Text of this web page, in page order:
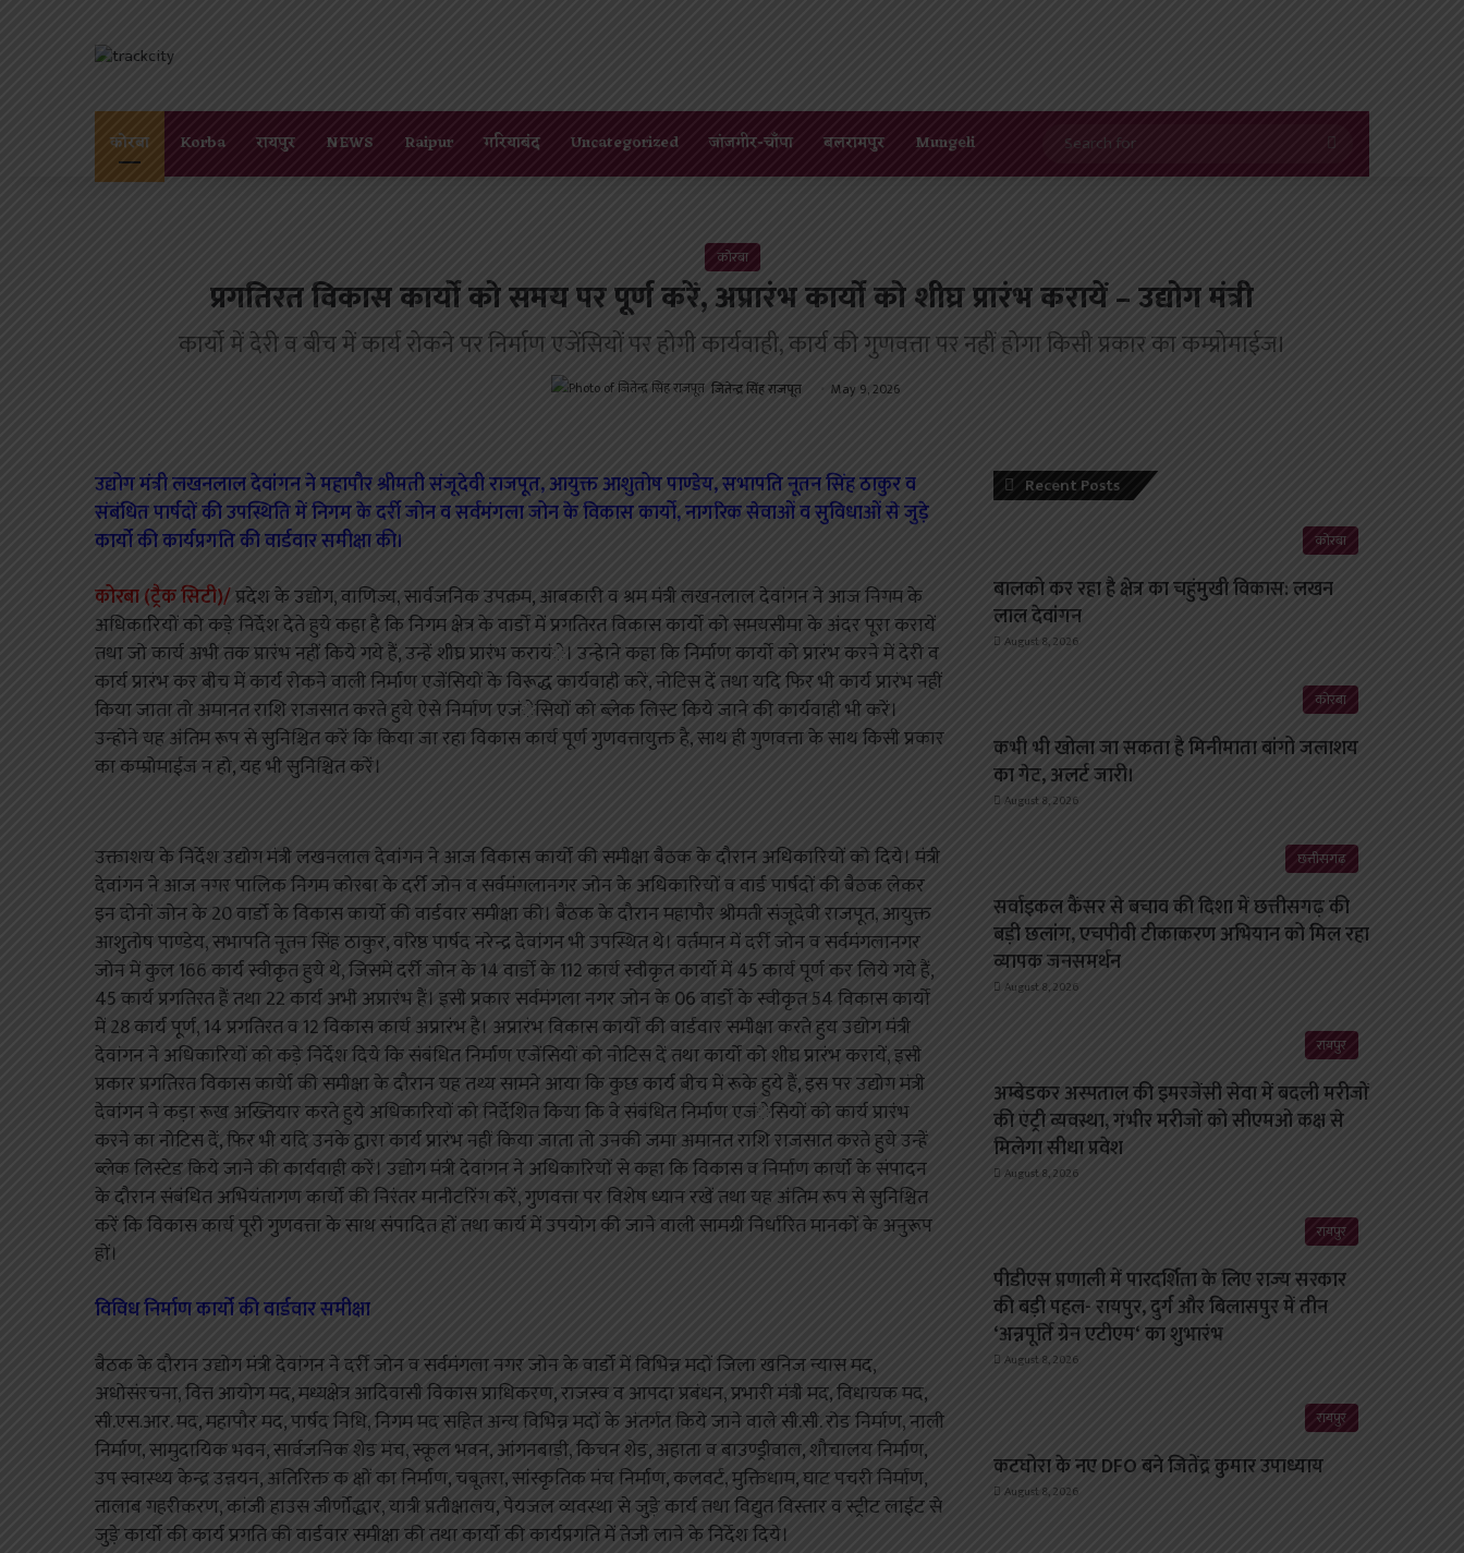
कोरबा Korba रायपुर NEWS Raipur गरियाबंद Uncategorized जांजगीर-चाँपा बलरामपुर Mungeli
Search
for
कोरबा
प्रगतिरत विकास कार्यो को समय पर पूर्ण करें, अप्रारंभ कार्यो को शीघ्र प्रारंभ करायें – उद्योग मंत्री
कार्यो में देरी व बीच में कार्य रोकने पर निर्माण एजेंसियों पर होगी कार्यवाही, कार्य की गुणवत्ता पर नहीं होगा किसी प्रकार का कम्प्रोमाईज।
जितेन्द्र सिंह राजपूत May 9, 2026
उद्योग मंत्री लखनलाल देवांगन ने महापौर श्रीमती संजूदेवी राजपूत, आयुक्त आशुतोष पाण्डेय, सभापति नूतन सिंह ठाकुर व
संबंधित पार्षदों की उपस्थिति में निगम के दर्री जोन व सर्वमंगला जोन के विकास कार्यो, नागरिक सेवाओं व सुविधाओं से जुड़े
कार्यो की कार्यप्रगति की वार्डवार समीक्षा की।
कोरबा (ट्रैक सिटी)/प्रदेश के उद्योग, वाणिज्य, सार्वजनिक उपक्रम, आबकारी व श्रम मंत्री लखनलाल देवांगन ने आज निगम के
अधिकारियों को कडे़ निर्देश देते हुये कहा है कि निगम क्षेत्र के वार्डो में प्रगतिरत विकास कार्यो को समयसीमा के अंदर पूरा करायें
तथा जो कार्य अभी तक प्रारंभ नहीं किये गये हैं, उन्हें शीघ्र प्रारंभ करायंे। उन्हेाने कहा कि निर्माण कार्यो को प्रारंभ करने में देरी व
कार्य प्रारंभ कर बीच में कार्य रोकने वाली निर्माण एजेंसियों के विरूद्ध कार्यवाही करें, नोटिस दें तथा यदि फिर भी कार्य प्रारंभ नहीं
किया जाता तो अमानत राशि राजसात करते हुये ऐसे निर्माण एजंेसियों को ब्लेक लिस्ट किये जाने की कार्यवाही भी करें।
उन्होने यह अंतिम रूप से सुनिश्चित करें कि किया जा रहा विकास कार्य पूर्ण गुणवत्तायुक्त है, साथ ही गुणवत्ता के साथ किसी प्रकार
का कम्प्रोमाईज न हो, यह भी सुनिश्चित करें।
उक्ताशय के निर्देश उद्योग मंत्री लखनलाल देवांगन ने आज विकास कार्यो की समीक्षा बैठक के दौरान अधिकारियों को दिये। मंत्री
देवांगन ने आज नगर पालिक निगम कोरबा के दर्री जोन व सर्वमंगलानगर जोन के अधिकारियों व वार्ड पार्षदों की बैठक लेकर
इन दोनों जोन के 20 वार्डो के विकास कार्यो की वार्डवार समीक्षा की। बैंठक के दौरान महापौर श्रीमती संजूदेवी राजपूत, आयुक्त
आशुतोष पाण्डेय, सभापति नूतन सिंह ठाकुर, वरिष्ठ पार्षद नरेन्द्र देवांगन भी उपस्थित थे। वर्तमान में दर्री जोन व सर्वमंगलानगर
जोन में कुल 166 कार्य स्वीकृत हुये थे, जिसमें दर्री जोन के 14 वार्डो के 112 कार्य स्वीकृत कार्यो में 45 कार्य पूर्ण कर लिये गये हैं,
45 कार्य प्रगतिरत हैं तथा 22 कार्य अभी अप्रारंभ हैं। इसी प्रकार सर्वमंगला नगर जोन के 06 वार्डो के स्वीकृत 54 विकास कार्यो
में 28 कार्य पूर्ण, 14 प्रगतिरत व 12 विकास कार्य अप्रारंभ है। अप्रारंभ विकास कार्यो की वार्डवार समीक्षा करते हुय उद्योग मंत्री
देवांगन ने अधिकारियों को कड़े निर्देश दिये कि संबंधित निर्माण एजेंसियों को नोटिस दें तथा कार्यो को शीघ्र प्रारंभ करायें, इसी
प्रकार प्रगतिरत विकास कार्येा की समीक्षा के दौरान यह तथ्य सामने आया कि कुछ कार्य बीच में रूके हुये हैं, इस पर उद्योग मंत्री
देवांगन ने कड़ा रूख अख्तियार करते हुये अधिकारियों को निर्देशित किया कि वे संबंधित निर्माण एजंेसियों को कार्य प्रारंभ
करने का नोटिस दें, फिर भी यदि उनके द्वारा कार्य प्रारंभ नहीं किया जाता तो उनकी जमा अमानत राशि राजसात करते हुये उन्हें
ब्लेक लिस्टेड किये जाने की कार्यवाही करें। उद्योग मंत्री देवांगन ने अधिकारियों से कहा कि विकास व निर्माण कार्यो के संपादन
के दौरान संबंधित अभियंतागण कार्यो की निरंतर मानीटरिंग करें, गुणवत्ता पर विशेष ध्यान रखें तथा यह अंतिम रूप से सुनिश्चित
करें कि विकास कार्य पूरी गुणवत्ता के साथ संपादित हों तथा कार्य में उपयोग की जाने वाली सामग्री निर्धारित मानकों के अनुरूप
हों।
विविध निर्माण कार्यो की वार्डवार समीक्षा
बैठक के दौरान उद्योग मंत्री देवांगन ने दर्री जोन व सर्वमंगला नगर जोन के वार्डो में विभिन्न मदों जिला खनिज न्यास मद,
अधोसंरचना, वित्त आयोग मद, मध्यक्षेत्र आदिवासी विकास प्राधिकरण, राजस्व व आपदा प्रबंधन, प्रभारी मंत्री मद, विधायक मद,
सी.एस.आर. मद, महापौर मद, पार्षद निधि, निगम मद सहित अन्य विभिन्न मदों के अंतर्गत किये जाने वाले सी.सी. रोड निर्माण, नाली
निर्माण, सामुदायिक भवन, सार्वजनिक शेड मंच, स्कूल भवन, आंगनबाड़ी, किचन शेड, अहाता व बाउण्ड्रीवाल, शौचालय निर्माण,
उप स्वास्थ्य केन्द्र उन्नयन, अतिरिक्त क क्षों का निर्माण, चबूतरा, सांस्कृतिक मंच निर्माण, कलवर्ट, मुक्तिधाम, घाट पचरी निर्माण,
तालाब गहरीकरण, कांजी हाउस जीर्णोद्धार, यात्री प्रतीक्षालय, पेयजल व्यवस्था से जुड़े कार्य तथा विद्युत विस्तार व स्ट्रीट लाईट से
जुडे़ कार्यो की कार्य प्रगति की वार्डवार समीक्षा की तथा कार्यो की कार्यप्रगति में तेजी लाने के निर्देश दिये।
Recent Posts
कोरबा
बालको कर रहा है क्षेत्र का चहुंमुखी विकास: लखन
लाल देवांगन
August 8, 2026
कोरबा
कभी भी खोला जा सकता है मिनीमाता बांगो जलाशय
का गेट, अलर्ट जारी।
August 8, 2026
छत्तीसगढ़
सर्वाइकल कैंसर से बचाव की दिशा में छत्तीसगढ़ की
बड़ी छलांग, एचपीवी टीकाकरण अभियान को मिल रहा
व्यापक जनसमर्थन
August 8, 2026
रायपुर
अम्बेडकर अस्पताल की इमरजेंसी सेवा में बदली मरीजों
की एंट्री व्यवस्था, गंभीर मरीजों को सीएमओ कक्ष से
मिलेगा सीधा प्रवेश
August 8, 2026
रायपुर
पीडीएस प्रणाली में पारदर्शिता के लिए राज्य सरकार
की बड़ी पहल- रायपुर, दुर्ग और बिलासपुर में तीन
‘अन्नपूर्ति ग्रेन एटीएम‘ का शुभारंभ
August 8, 2026
रायपुर
कटघोरा के नए DFO बने जितेंद्र कुमार उपाध्याय
August 8, 2026